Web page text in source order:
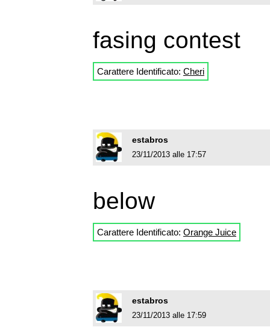
fasing contest
Carattere Identificato: Cheri
estabros
23/11/2013 alle 17:57
below
Carattere Identificato: Orange Juice
estabros
23/11/2013 alle 17:59